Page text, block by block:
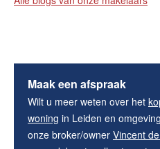
Maak een afspraak
Wilt u meer weten over het
woning in Leiden en
onze broker/owner Vincent